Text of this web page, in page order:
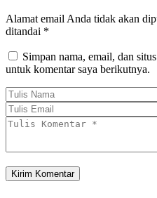
Alamat email Anda tidak akan
ditandai *
Simpan nama, email, dan
untuk komentar saya berikutnya.